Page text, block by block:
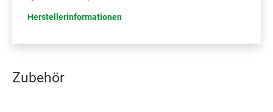
Herstellerinformationen
Zubehör